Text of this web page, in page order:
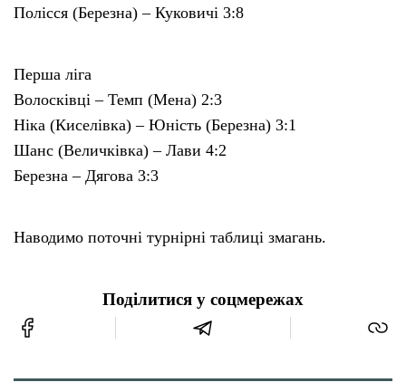
Полісся (Березна) – Куковичі 3:8
Перша ліга
Волосківці – Темп (Мена) 2:3
Ніка (Киселівка) – Юність (Березна) 3:1
Шанс (Величківка) – Лави 4:2
Березна – Дягова 3:3
Наводимо поточні турнірні таблиці змагань.
Поділитися у соцмережах